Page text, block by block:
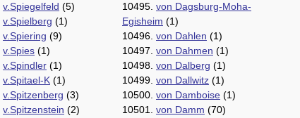
v.Spiegelfeld (5)
v.Spielberg (1)
v.Spiering (9)
v.Spies (1)
v.Spindler (1)
v.Spitael-K (1)
v.Spitzenberg (3)
v.Spitzenstein (2)
10495. von Dagsburg-Moha-
Egisheim (1)
10496. von Dahlen (1)
10497. von Dahmen (1)
10498. von Dalberg (1)
10499. von Dallwitz (1)
10500. von Damboise (1)
10501. von Damm (70)